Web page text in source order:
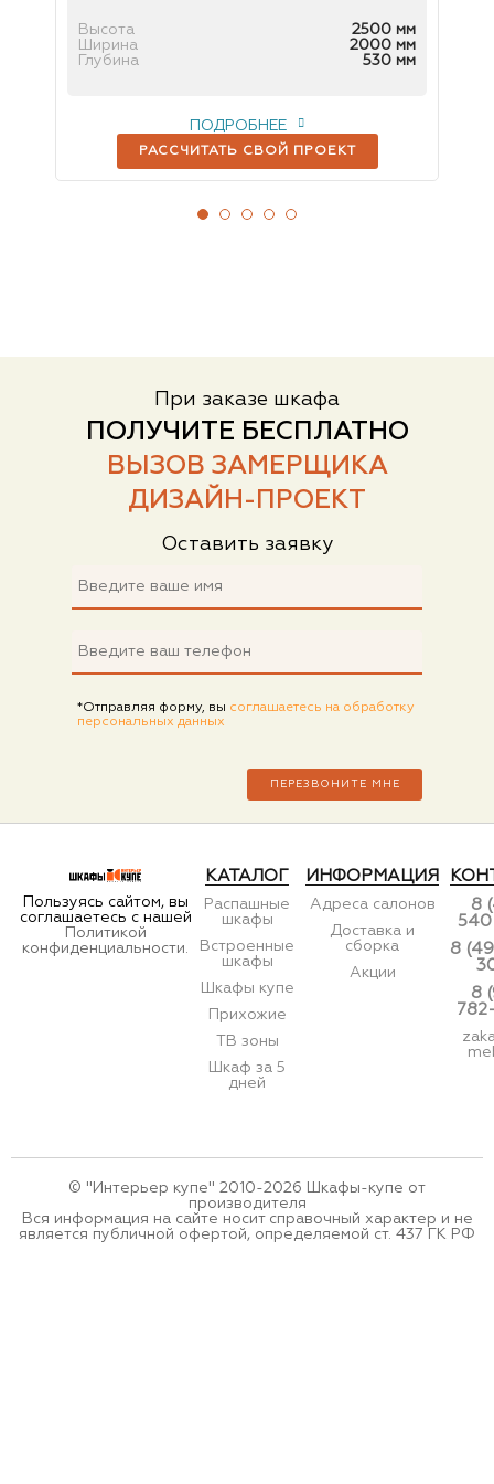
Высота
2500 мм
Ширина
2000 мм
Глубина
530 мм
РАССЧИТАТЬ СВОЙ ПРОЕКТ
ПОДРОБНЕЕ
При заказе шкафа
ПОЛУЧИТЕ БЕСПЛАТНО
ВЫЗОВ ЗАМЕРЩИКА
ДИЗАЙН-ПРОЕКТ
Оставить заявку
*Отправляя форму, вы соглашаетесь на обработку
персональных данных
Пользуясь сайтом, вы
соглашаетесь с нашей
Политикой
конфиденциальности.
КАТАЛОГ
Распашные
шкафы
Встроенные
шкафы
Шкафы купе
Прихожие
ТВ зоны
Шкаф за 5
дней
ИНФОРМАЦИЯ
Адреса салонов
Доставка и
сборка
Акции
8
8
8
© "Интерьер купе" 2010-2026 Шкафы-купе от
производителя
Вся информация на сайте носит справочный характер и не
является публичной офертой, определяемой ст. 437 ГК РФ